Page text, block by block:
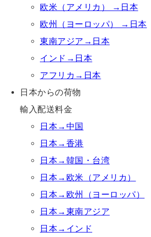
欧米（アメリカ） →日本
欧州（ヨーロッパ） →日本
東南アジア→日本
インド→日本
アフリカ→日本
日本からの荷物
輸入配送料金
日本→中国
日本→香港
日本→韓国・台湾
日本→欧米（アメリカ）
日本→欧州（ヨーロッパ）
日本→東南アジア
日本→インド